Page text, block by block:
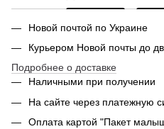
Новой почтой по Украине
Курьером Новой почты до
Подробнее о доставке
Наличными при получении
На сайте через платежную
Оплата картой "Пакет